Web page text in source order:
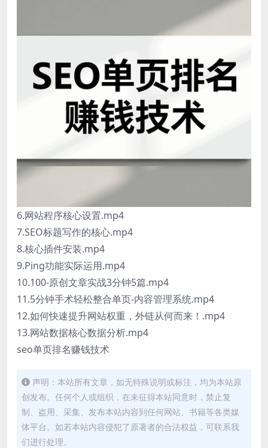
6.网站程序核心设置.mp4
7.SEO标题写作的核心.mp4
8.核心插件安装.mp4
9.Ping功能实际运用.mp4
10.100-原创文章实战3分钟5篇.mp4
11.5分钟手术轻松整合单页-内容管理系统.mp4
12.如何快速提升网站权重，外链从何而来！.mp4
13.网站数据核心数据分析.mp4
seo单页排名赚钱技术
声明：本站所有文章，如无特殊说明或标注，均为本站原
创发布。任何个人或组织，在未征得本站同意时，禁止复
制、盗用、采集、发布本站内容到任何网站、书籍等各类媒
体平台。如若本站内容侵犯了原著者的合法权益，可联系我
们进行处理。